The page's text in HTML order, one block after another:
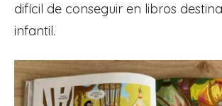
difícil de conseguir en libros
infantil.